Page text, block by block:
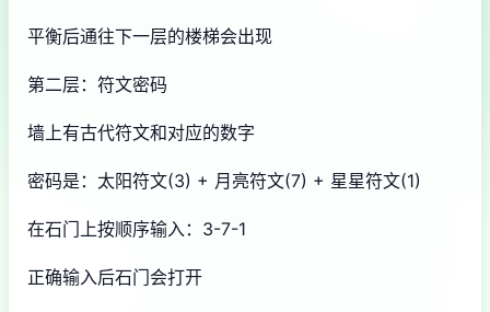
平衡后通往下一层的楼梯会出现
第二层：符文密码
墙上有古代符文和对应的数字
密码是：太阳符文(3) + 月亮符文(7) + 星星符文(1)
在石门上按顺序输入：3-7-1
正确输入后石门会打开